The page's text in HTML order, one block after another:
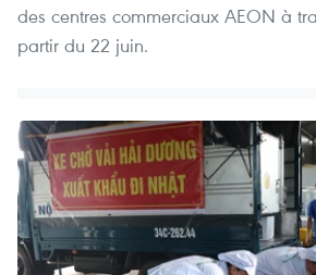
des centres commerciaux AEON à
partir du 22 juin.